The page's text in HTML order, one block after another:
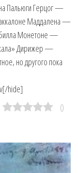
Пальюги Герцог —
Маддалена —
Монетоне —
Дирижер —
но другого пока
hide]
0